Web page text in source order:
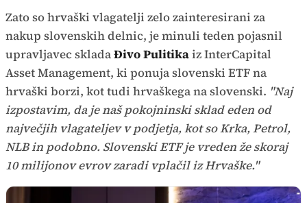
Zato so hrvaški vlagatelji zelo zainteresirani za
nakup slovenskih delnic, je minuli teden pojasnil
upravljavec skladaĐivo Pulitikaiz InterCapital
Asset Management, ki ponuja slovenski ETF na
hrvaški borzi, kot tudi hrvaškega na slovenski. "Naj
izpostavim, da je naš pokojninski sklad eden od
največjih vlagateljev v podjetja, kot so Krka, Petrol,
NLB in podobno. Slovenski ETF je vreden že skoraj
10 milijonov evrov zaradi vplačil iz Hrvaške."